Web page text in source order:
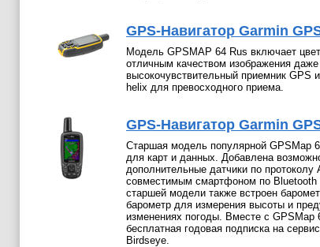
GPS-Навигатор Garmin
Модель GPSMAP 64 Rus включает
отличным качеством изображения
высокочувствительный приемник GPS
helix для превосходного приема.
GPS-Навигатор Garmin
Старшая модель популярной GPSMap
для карт и данных. Добавлена
дополнительные датчики по
совместимым смартфоном по Bluetooth
старшей модели также встроен
барометр для измерения высоты и
изменениях погоды. Вместе с GPSMap
бесплатная годовая подписка на
Birdseye.